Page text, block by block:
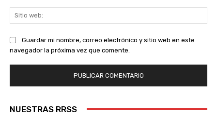
Guardar mi nombre, correo electrónico y sitio web en este
navegador la próxima vez que comente.
NUESTRAS RRSS